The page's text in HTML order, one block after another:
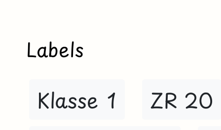
Labels
Klasse 1
ZR 20